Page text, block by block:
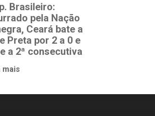
Brasileiro:
pela Nação
Ceará bate a
Preta por 2 a 0 e
a 2ª consecutiva
mais